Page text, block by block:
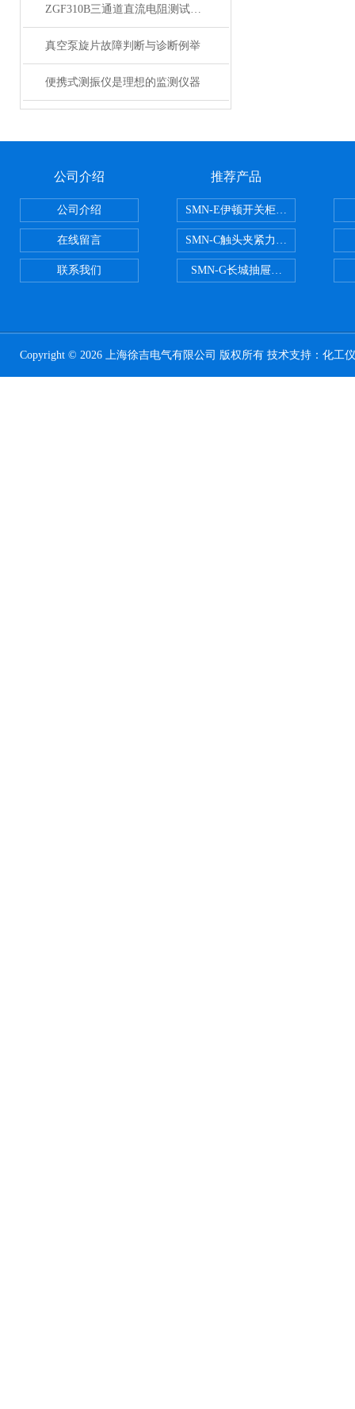
ZGF310B三通道直流电阻测试仪大量供应
真空泵旋片故障判断与诊断例举
便携式测振仪是理想的监测仪器
公司介绍
公司介绍
在线留言
联系我们
推荐产品
SMN-E伊顿开关柜触头夹紧力检
SMN-C触头夹紧力检测仪
SMN-G长城抽屉开关柜触头夹紧
Copyright © 2026 上海徐吉电气有限公司 版权所有 技术支持： 化工